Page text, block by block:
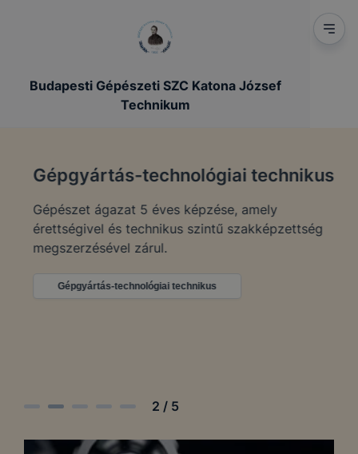
Budapesti Gépészeti SZC Katona József
Technikum
Gépgyártás-technológiai technikus
Gépészet ágazat 5 éves képzése, amely
érettségivel és technikus szintű szakképzettség
megszerzésével zárul.
Gépgyártás-technológiai technikus
2 / 5